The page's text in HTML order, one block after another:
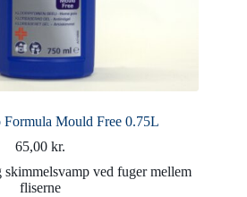
Formula Mould Free 0.75L
65,00kr.
skimmelsvamp ved fuger mellem
fliserne